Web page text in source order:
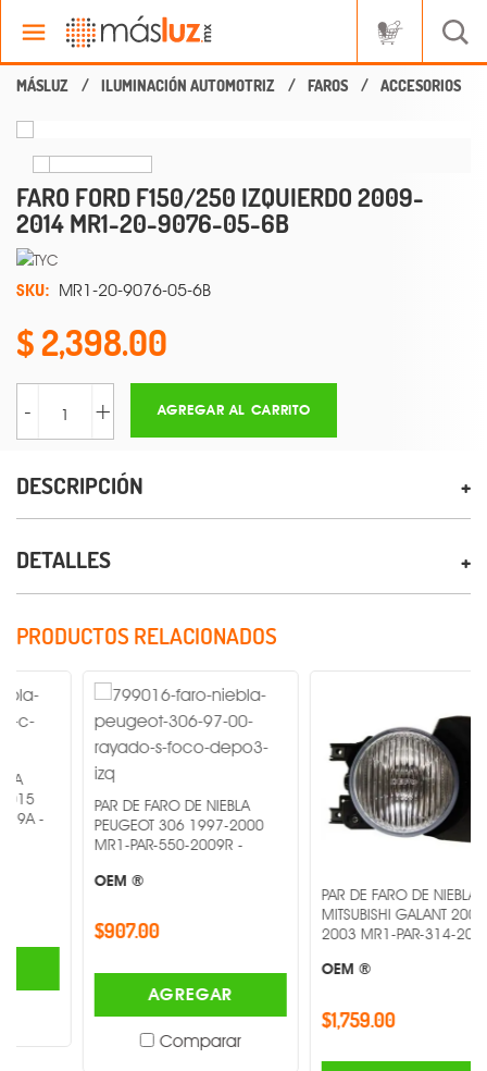
ILUMINACIÓN AUTOMOTRIZ FAROS ACCESORIOS
FARO FORD F150/250 IZQUIERDO 2009-
2014 MR1-20-9076-05-6B
SKU: MR1-20-9076-05-6B
2,398.00
- + AGREGAR AL CARRITO
DESCRIPCIÓN
DETALLES
PRODUCTOS RELACIONADOS
PAR DE FARO DE NIEBLA
PEUGEOT 306 1997-2000
MR1-PAR-550-2009R -
$907.00
AGREGAR
Comparar
PAR DE FARO DE NIEBLA
MITSUBISHI GALANT 2002-
2003 MR1-PAR-314-2002R -
$1,759.00